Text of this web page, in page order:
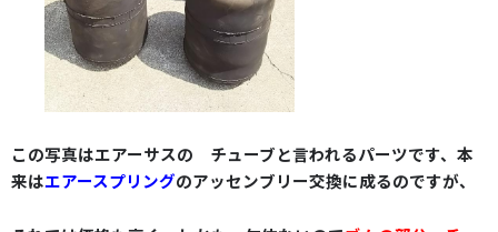
この写真はエアーサスの チューブと言われるパーツです、 本
来はエアースプリングのアッセンブリー交換に成るのですが、